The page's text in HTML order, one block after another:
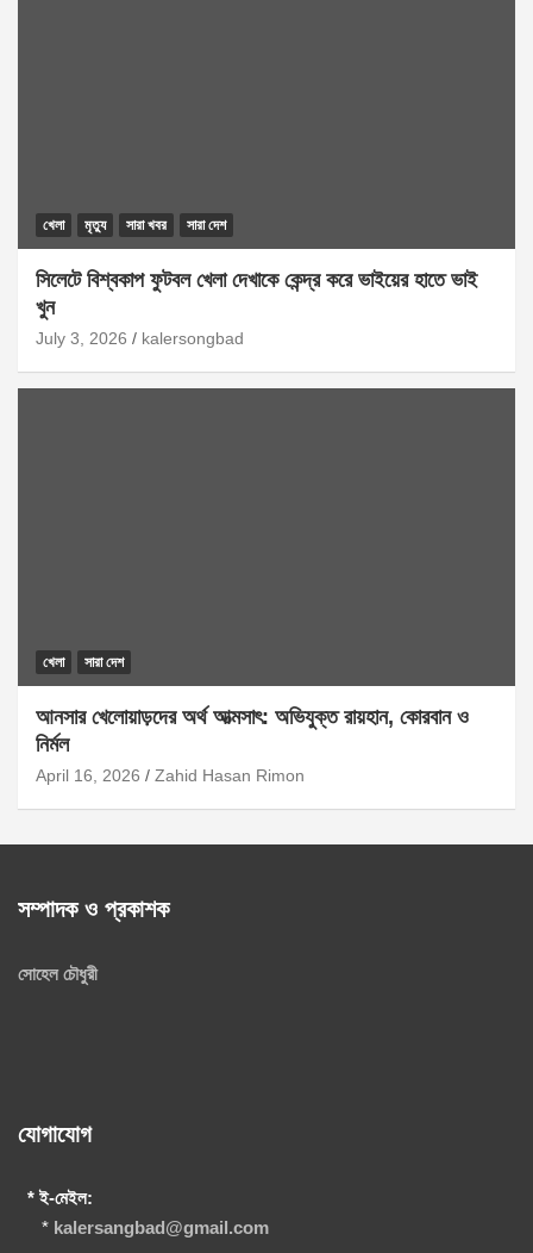
খেলা মৃত্যু সারা খবর সারা দেশ
সিলেটে বিশ্বকাপ ফুটবল খেলা দেখাকে কেন্দ্র করে ভাইয়ের হাতে ভাই
খুন
July 3, 2026 kalersongbad
খেলা সারা দেশ
আনসার খেলোয়াড়দের অর্থ আত্মসাৎ: অভিযুক্ত রায়হান, কোরবান ও
নির্মল
April 16, 2026 Zahid Hasan Rimon
সম্পাদক ও প্রকাশক
সোহেল চৌধুরী
যোগাযোগ
* ই-মেইল:
* kalersangbad@gmail.com